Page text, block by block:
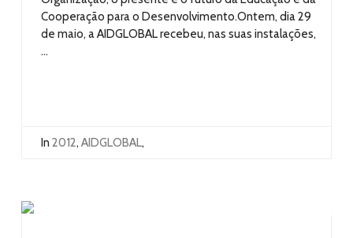
Cooperação para o Desenvolvimento.Ontem, dia 29
de maio, a AIDGLOBAL recebeu, nas suas instalações,
...
In 2012, AIDGLOBAL,